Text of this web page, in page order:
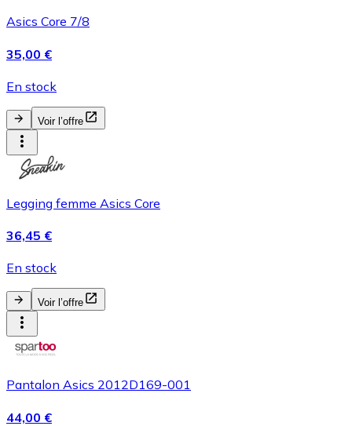
Asics Core 7/8
35,00 €
En stock
Voir l’offre
Legging femme Asics Core
36,45 €
En stock
Voir l’offre
Pantalon Asics 2012D169-001
44,00 €